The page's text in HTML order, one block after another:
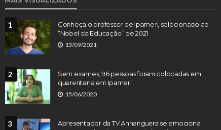
1
Conheça o professor de Ipameri, selecionado ao
“Nobel da Educação” de 2021
13/09/2021
2
Sem exames, 96 pessoas foram colocadas em
quarentena em Ipameri
15/06/2020
3
Apresentador da TV Anhanguera se emociona